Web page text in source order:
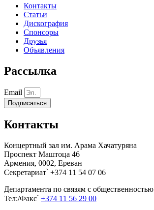
Контакты
Статьи
Дискография
Спонсоры
Друзья
Объявления
Рассылка
Email
Подписаться
Контакты
Концертный зал им. Арама Хачатуряна
Проспект Маштоца 46
Армения, 0002, Ереван
Секретариат՝ +374 11 54 07 06
Департамента по связям с общественностью
Тел:/Факс՝ +374 11 56 29 00